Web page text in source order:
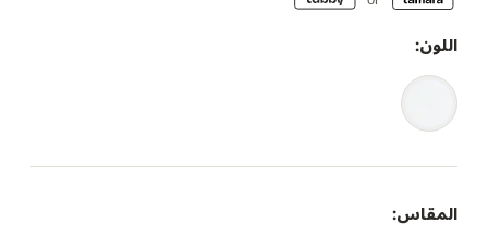
اللون:
المقاس: